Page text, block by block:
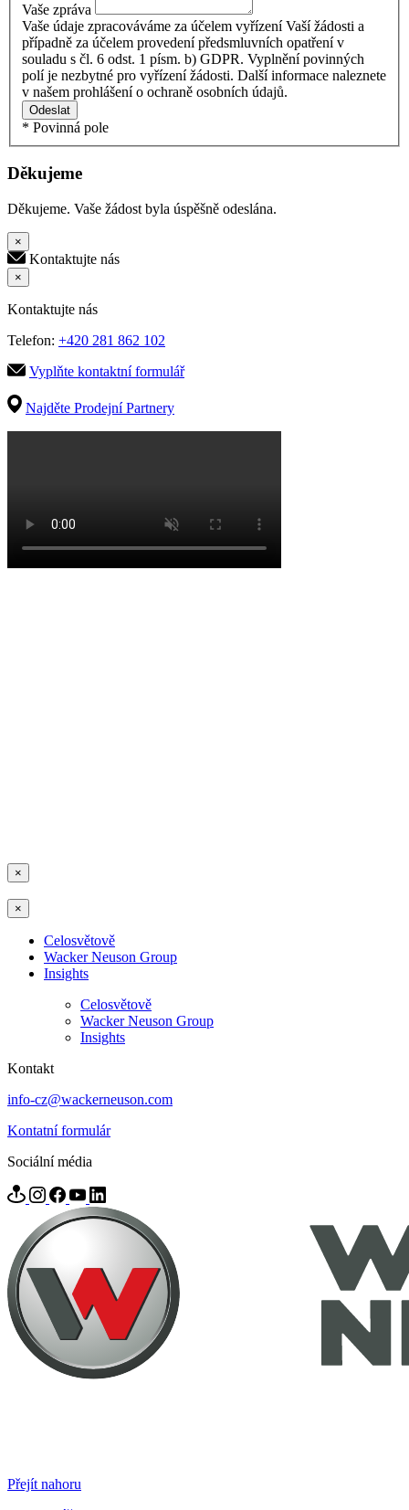
Vaše zpráva
Vaše údaje zpracováváme za účelem vyřízení Vaší žádosti a
případně za účelem provedení předsmluvních opatření v
souladu s čl. 6 odst. 1 písm. b) GDPR. Vyplnění povinných
polí je nezbytné pro vyřízení žádosti. Další informace naleznete
v našem prohlášení o ochraně osobních údajů.
Odeslat
* Povinná pole
Děkujeme
Děkujeme. Vaše žádost byla úspěšně odeslána.
×
Kontaktujte nás
×
Kontaktujte nás
Telefon: +420 281 862 102
Vyplňte kontaktní formulář
Najděte Prodejní Partnery
×
×
Celosvětově
Wacker Neuson Group
Insights
Celosvětově
Wacker Neuson Group
Insights
Kontakt
info-cz@wackerneuson.com
Kontatní formulár
Sociální média
Přejít nahoru